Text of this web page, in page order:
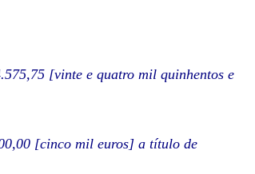
[vinte e quatro mil quinhentos e
[cinco mil euros] a título de